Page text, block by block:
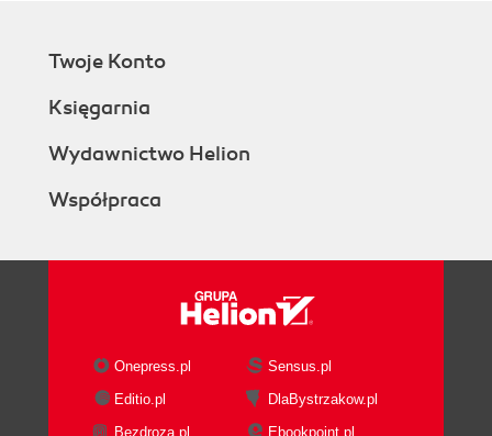
Twoje Konto
Księgarnia
Wydawnictwo Helion
Współpraca
Onepress.pl
Sensus.pl
Editio.pl
DlaBystrzakow.pl
Bezdroza.pl
Ebookpoint.pl